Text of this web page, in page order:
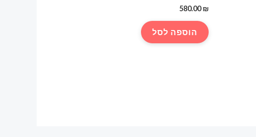
580.00₪
הוספה לסל